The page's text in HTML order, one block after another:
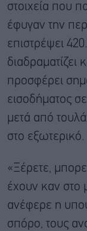
στοιχεία που
έφυγαν την
επιστρέψει
διαδραματίζει
προσφέρει
εισοδήματος
μετά από
στο εξωτερικό.
«Ξέρετε,
έχουν καν στο
ανέφερε η
σπόρο, τους